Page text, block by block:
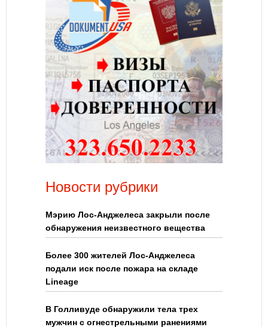
Новости рубрики
Мэрию Лос-Анджелеса закрыли после
обнаружения неизвестного вещества
Более 300 жителей Лос-Анджелеса
подали иск после пожара на складе
Lineage
В Голливуде обнаружили тела трех
мужчин с огнестрельными ранениями